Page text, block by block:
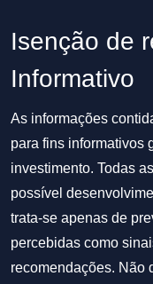
Isenção de
Informativo
As informações
para fins informativos
investimento. Todas
possível
trata-se apenas de
percebidas como
recomendações. Não